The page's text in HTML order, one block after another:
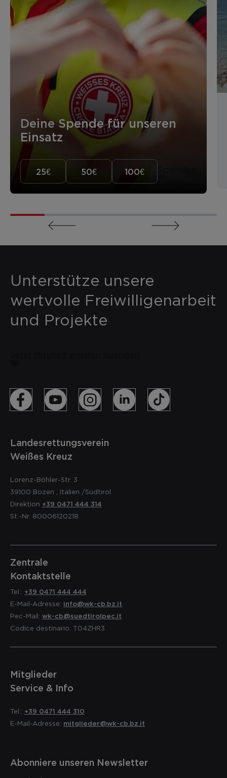
Deine Spende für unseren
Einsatz
25€ 50€ 100€
Unterstütze unsere
wertvolle Freiwilligenarbeit
und Projekte
Landesrettungsverein
Weißes Kreuz
Lorenz-Böhler-Str. 3
39100 Bozen Italien /Südtirol
Direktion +39 0471 444 314
St.-Nr. 80006120218
Zentrale
Kontaktstelle
Tel.: +39 0471 444 444
E-Mail-Adresse: info@wk-cb.bz.it
Pec-Mail: wk-cb@suedtirolpec.it
Codice destinario: T04ZHR3
Mitglieder
Service & Info
Tel.: +39 0471 444 310
E-Mail-Adresse: mitglieder@wk-cb.bz.it
Abonniere unseren Newsletter